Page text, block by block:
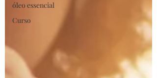
óleo essencial
Curso